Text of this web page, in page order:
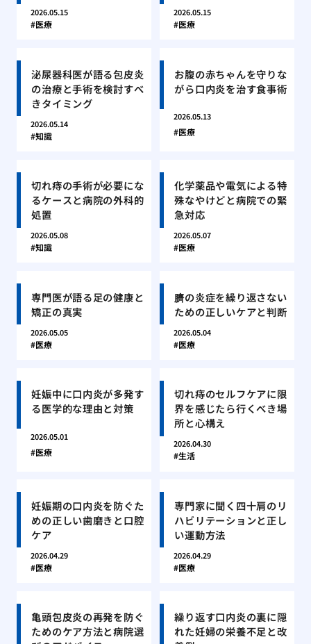
2026.05.15
医療
2026.05.15
医療
泌尿器科医が語る包皮炎
の治療と手術を検討すべ
きタイミング
2026.05.14
知識
お腹の赤ちゃんを守りな
がら口内炎を治す食事術
2026.05.13
医療
切れ痔の手術が必要にな
るケースと病院の外科的
処置
2026.05.08
知識
化学薬品や電気による特
殊なやけどと病院での緊
急対応
2026.05.07
医療
専門医が語る足の健康と
矯正の真実
2026.05.05
医療
臍の炎症を繰り返さない
ための正しいケアと判断
2026.05.04
医療
妊娠中に口内炎が多発す
る医学的な理由と対策
2026.05.01
医療
切れ痔のセルフケアに限
界を感じたら行くべき場
所と心構え
2026.04.30
生活
妊娠期の口内炎を防ぐた
めの正しい歯磨きと口腔
ケア
2026.04.29
医療
専門家に聞く四十肩のリ
ハビリテーションと正し
い運動方法
2026.04.29
医療
亀頭包皮炎の再発を防ぐ
ためのケア方法と病院選
繰り返す口内炎の裏に隠
れた妊婦の栄養不足と改